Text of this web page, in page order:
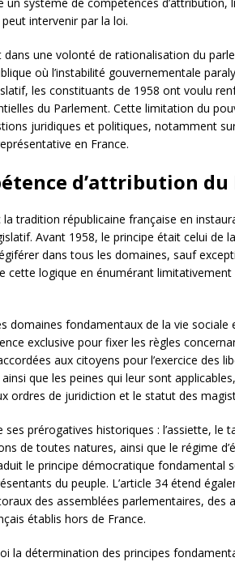
intervenir par la loi.
une volonté de rationalisation du
où l’instabilité gouvernementale
les constituants de 1958 ont voulu
du Parlement. Cette limitation du
juridiques et politiques, notamment sur
en France.
d’attribution
tradition républicaine française en
Avant 1958, le principe était celui de
dans tous les domaines, sauf
cette logique en énumérant
fondamentaux de la vie sociale
exclusive pour fixer les règles
aux citoyens pour l’exercice des
que les peines qui leur sont
ordres de juridiction et le statut des
prérogatives historiques : l’assiette, le
de toutes natures, ainsi que le régime
le principe démocratique fondamental
du peuple. L’article 34 étend
des assemblées parlementaires, des
établis hors de France.
la détermination des principes